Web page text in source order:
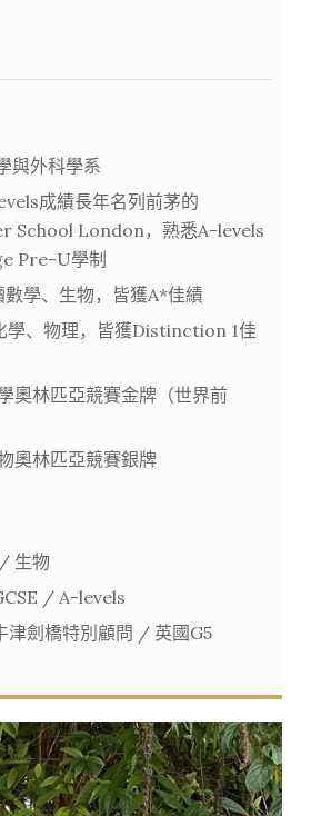
與外科學系
成績長年名列前茅的
School London，熟悉A-levels
Pre-U學制
數學、 生物，皆獲A*佳績
學、物理，皆獲Distinction 1佳
奧林匹亞競賽金牌（世界前
奧林匹亞競賽銀牌
生物
/ A-levels
津劍橋特別顧問 / 英國G5